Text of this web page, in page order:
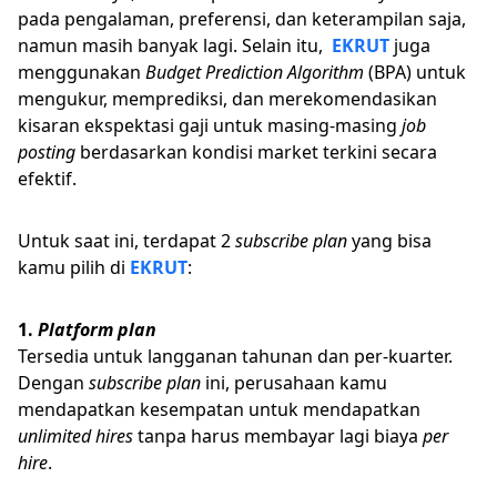
pada pengalaman, preferensi, dan keterampilan saja,
namun masih banyak lagi. Selain itu, EKRUT juga
menggunakan Budget Prediction Algorithm (BPA) untuk
mengukur, memprediksi, dan merekomendasikan
kisaran ekspektasi gaji untuk masing-masing job
posting berdasarkan kondisi market terkini secara
efektif.
Untuk saat ini, terdapat 2subscribe planyang bisa
kamu pilih di EKRUT:
1. Platform plan
Tersedia untuk langganan tahunan dan per-kuarter.
Dengan subscribe plan ini, perusahaan kamu
mendapatkan kesempatan untuk mendapatkan
unlimited hirestanpa harus membayar lagi biaya per
hire.